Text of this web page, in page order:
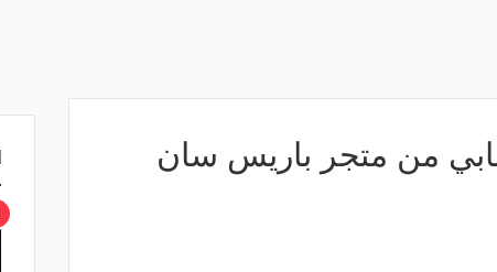
من متجر باريس سان